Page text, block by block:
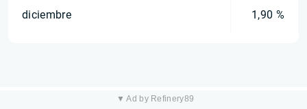
diciembre 1,90 %
▼ Ad by Refinery89